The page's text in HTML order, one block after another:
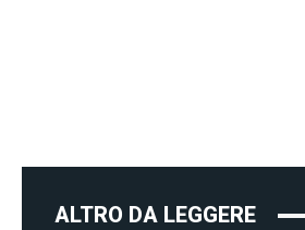
ALTRO DA LEGGERE